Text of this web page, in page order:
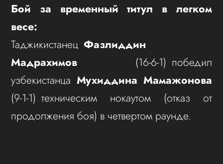
Бой за временный титул в легком
весе:
ТаджикистанецФазлиддин
Мадрахимов (16-6-1) победил
узбекистанца Мухиддина Мамажонова
(9-1-1) техническим нокаутом (отказ от
продолжения боя) в четвертом раунде.